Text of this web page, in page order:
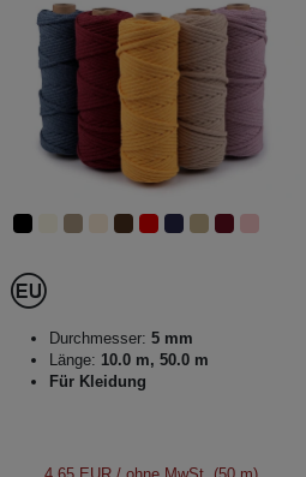
Durchmesser: 5 mm
Länge: 10.0 m, 50.0 m
Für Kleidung